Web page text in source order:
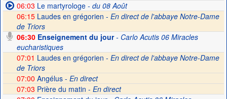
06:03 Le martyrologe- du 08 Août
06:15Laudes en grégorien - En direct de l'abbaye Notre-Dame
de Triors
06:30Enseignement du jour- Carlo Acutis 06 Miracles
eucharistiques
07:01 Laudes en grégorien - En direct de l'abbaye Notre-Dame
de Triors
07:00 Angélus - En direct
07:03 Prière du matin - En direct